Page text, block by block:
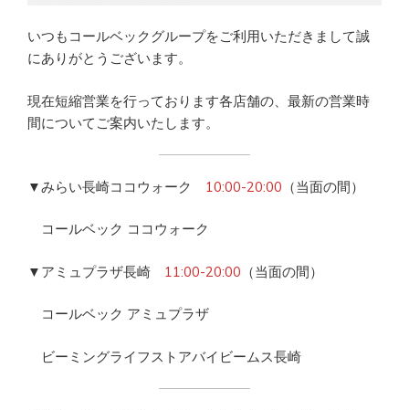
いつもコールベックグループをご利用いただきまして誠
にありがとうございます。
現在短縮営業を行っております各店舗の、最新の営業時
間についてご案内いたします。
▼みらい長崎ココウォーク 10:00-20:00 （当面の間）
コールベック ココウォーク
▼アミュプラザ長崎 11:00-20:00 （当面の間）
コールベック アミュプラザ
ビーミングライフストアバイビームス長崎